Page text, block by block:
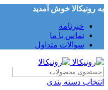
به رونیکالا خوش آمدید
خبرنامه
تماس با ما
سوالات متداول
انتخاب دسته بندی